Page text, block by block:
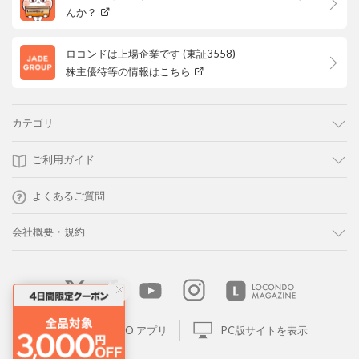
んか？
ロコンドは上場企業です (東証3558)
株主優待等の情報はこちら
カテゴリ
ご利用ガイド
よくあるご質問
会社概要・規約
LOCONDO アプリ PC版サイトを表示